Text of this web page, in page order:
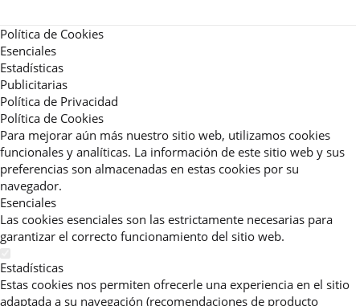
Política de Cookies
Esenciales
Estadísticas
Publicitarias
Política de Privacidad
Política de Cookies
Para mejorar aún más nuestro sitio web, utilizamos cookies
funcionales y analíticas. La información de este sitio web y sus
preferencias son almacenadas en estas cookies por su
navegador.
Esenciales
Las cookies esenciales son las estrictamente necesarias para
garantizar el correcto funcionamiento del sitio web.
Estadísticas
Estas cookies nos permiten ofrecerle una experiencia en el sitio
adaptada a su navegación (recomendaciones de producto